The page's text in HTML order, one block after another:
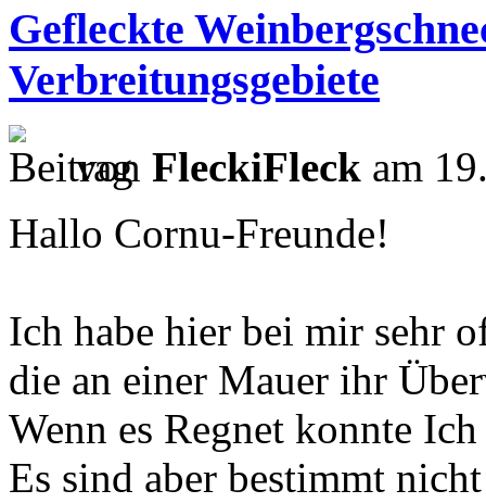
Gefleckte
Verbreitungsgebiete
von FleckiFleck am
Hallo Cornu-Freunde!
Ich habe hier bei mir sehr
die an einer Mauer ihr
Wenn es Regnet konnte
Es sind aber bestimmt